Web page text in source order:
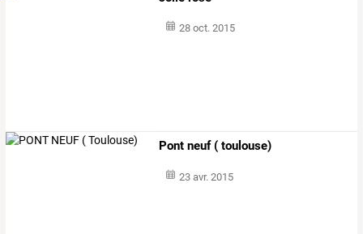
28 oct. 2015
Pont neuf ( toulouse)
23 avr. 2015